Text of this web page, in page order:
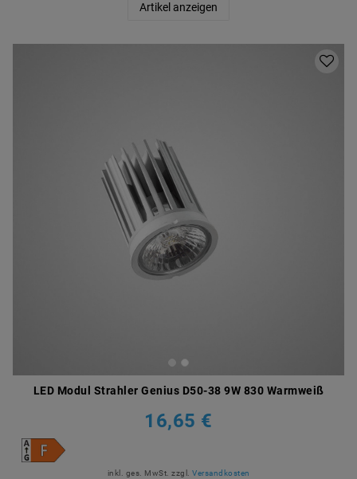
Artikel anzeigen
LED Modul Strahler Genius D50-38 9W 830 Warmweiß
16,65 €
inkl. ges. MwSt. zzgl. Versandkosten